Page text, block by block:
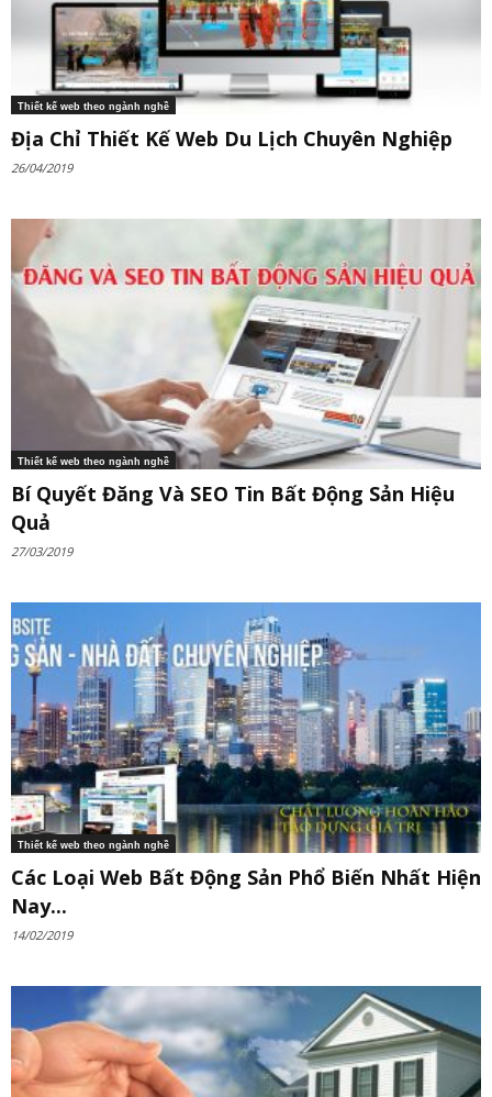
Thiết kế web theo ngành nghề
Địa Chỉ Thiết Kế Web Du Lịch Chuyên Nghiệp
26/04/2019
Thiết kế web theo ngành nghề
Bí Quyết Đăng Và SEO Tin Bất Động Sản Hiệu
Quả
27/03/2019
Thiết kế web theo ngành nghề
Các Loại Web Bất Động Sản Phổ Biến Nhất Hiện
Nay...
14/02/2019